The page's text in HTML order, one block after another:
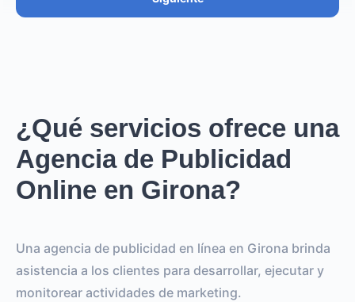
¿Qué servicios ofrece una
Agencia de Publicidad
Online en Girona?
Una agencia de publicidad en línea en Girona brinda
asistencia a los clientes para desarrollar, ejecutar y
monitorear actividades de marketing.